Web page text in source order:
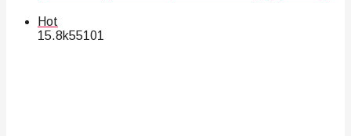
Hot
15.8k55101